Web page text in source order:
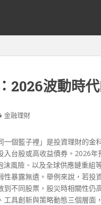
2026波動時
金融理財
一個籃子裡」是投資理財的金
入台股或高收益債券。2026
沫風險、以及全球供應鏈重組
性暴露無遺。舉例來說，若投
到不同股票，股災時相關性仍
工具創新與策略動態三個層面